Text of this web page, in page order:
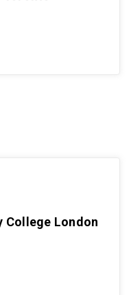
College London